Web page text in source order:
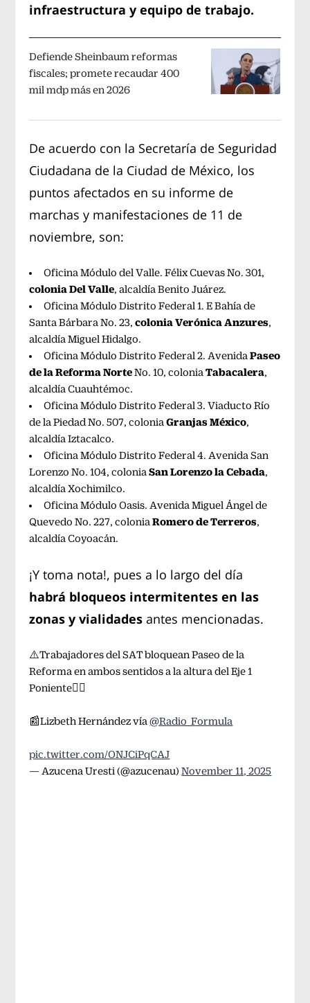
infraestructura y equipo de trabajo.
Defiende Sheinbaum reformas
fiscales; promete recaudar 400
mil mdp más en 2026
De acuerdo con la Secretaría de Seguridad
Ciudadana de la Ciudad de México, los
puntos afectados en su informe de
marchas y manifestaciones de 11 de
noviembre, son:
Oficina Módulo del Valle. Félix Cuevas No. 301,
colonia Del Valle, alcaldía Benito Juárez.
Oficina Módulo Distrito Federal 1. E Bahía de
Santa Bárbara No. 23,colonia Verónica Anzures,
alcaldía Miguel Hidalgo.
Oficina Módulo Distrito Federal 2. Avenida Paseo
de la Reforma NorteNo. 10, coloniaTabacalera,
alcaldía Cuauhtémoc.
Oficina Módulo Distrito Federal 3. Viaducto Río
de la Piedad No. 507, coloniaGranjas México,
alcaldía Iztacalco.
Oficina Módulo Distrito Federal 4. Avenida San
Lorenzo No. 104, coloniaSan Lorenzo la Cebada,
alcaldía Xochimilco.
Oficina Módulo Oasis. Avenida Miguel Ángel de
Quevedo No. 227, coloniaRomero de Terreros,
alcaldía Coyoacán.
¡Y toma nota!, pues a lo largo del día
habrá bloqueos intermitentes en las
zonas y vialidades antes mencionadas.
⚠️Trabajadores del SAT bloquean Paseo de la
Reforma en ambos sentidos a la altura del Eje 1
Poniente👇🏼
📰Lizbeth Hernández vía@Radio_Formula
pic.twitter.com/ONJCiPqCAJ
— Azucena Uresti (@azucenau)November 11, 2025